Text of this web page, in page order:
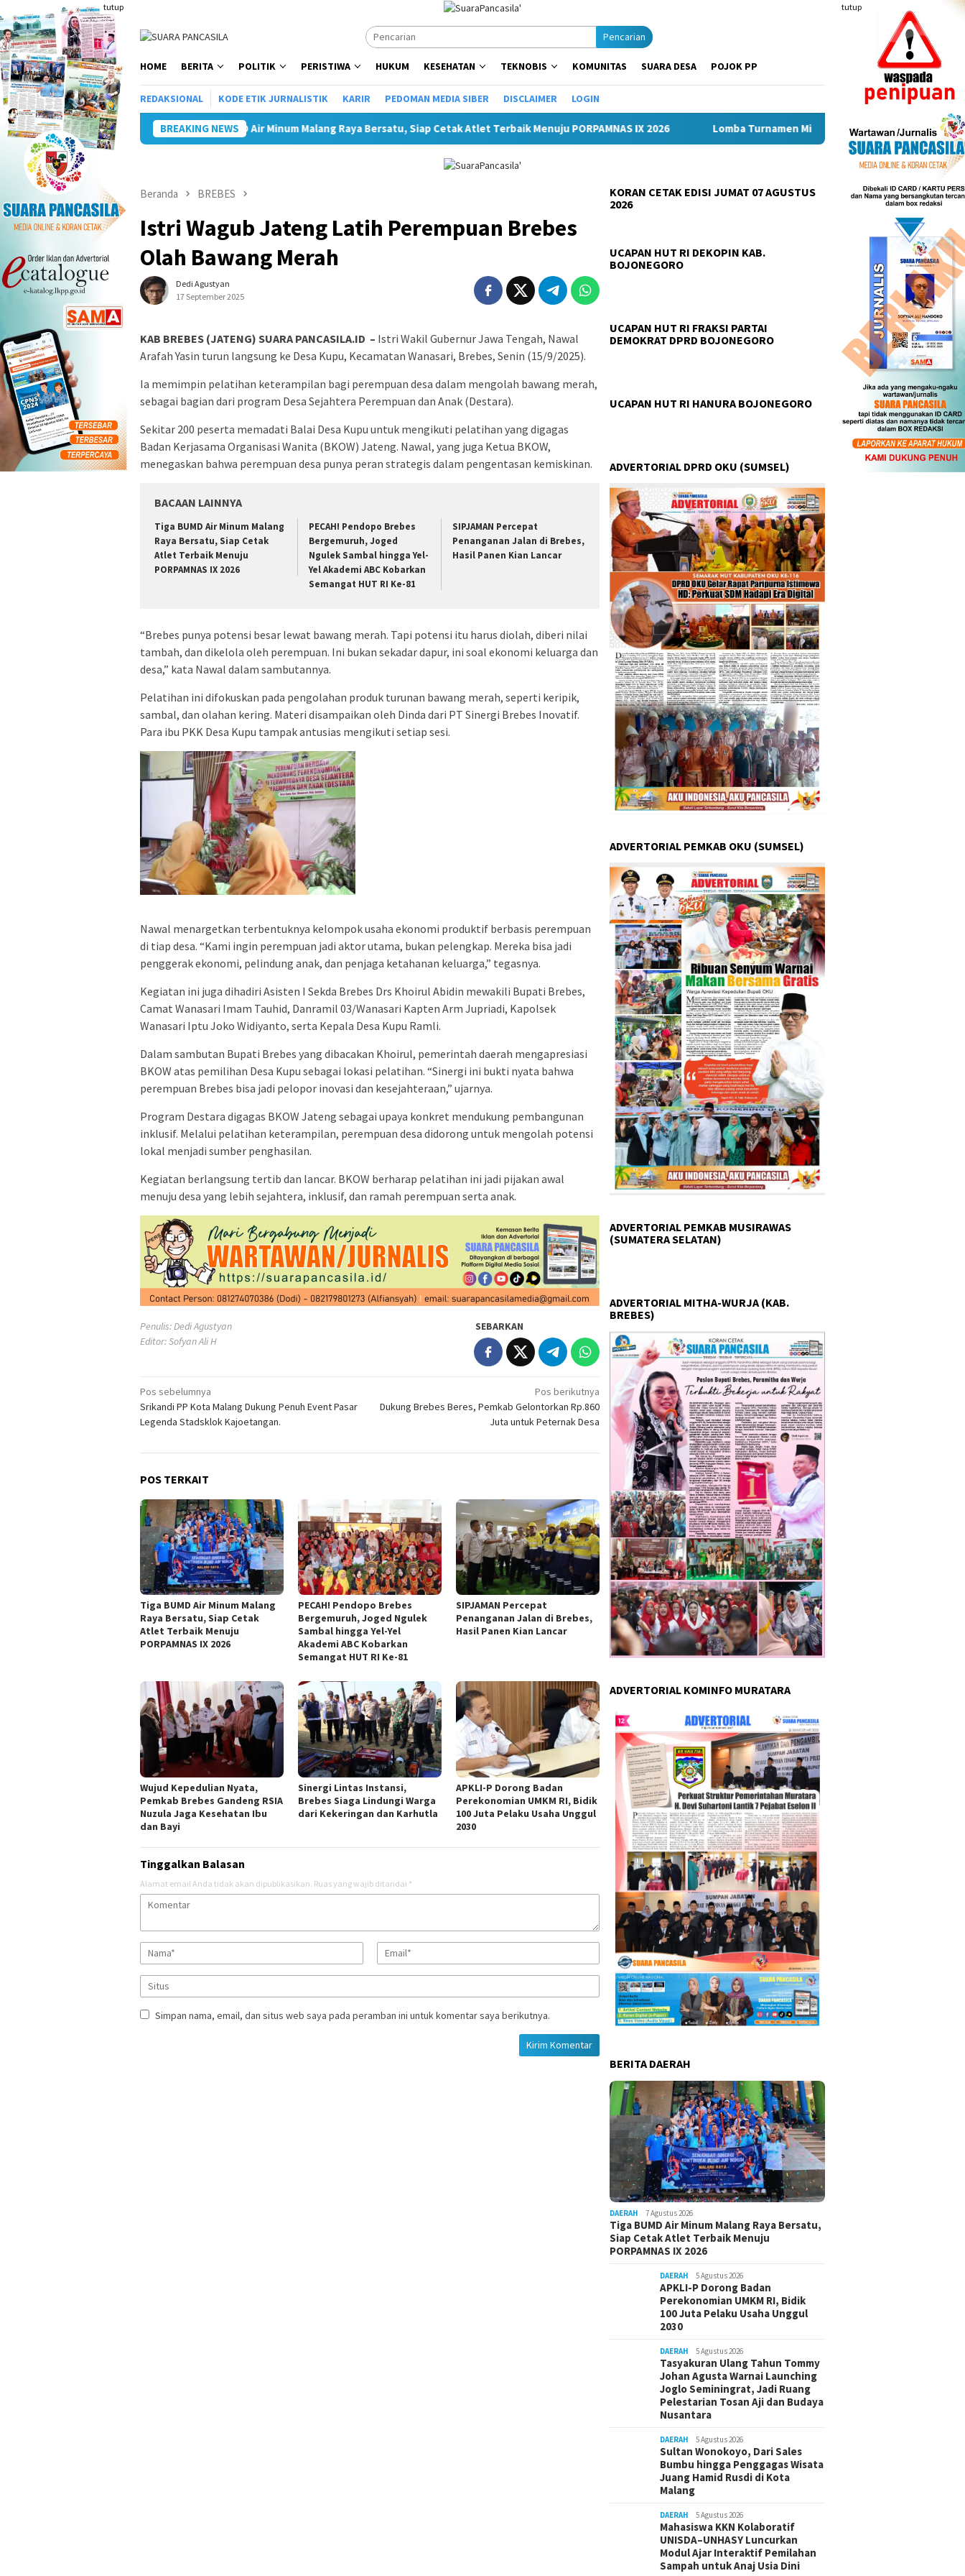
ke
konten
tutup tutup
Pencarian
HOME BERITA POLITIK PERISTIWA HUKUM KESEHATAN TEKNOBIS KOMUNITAS SUARA DESA POJOK PP
REDAKSIONAL KODE ETIK JURNALISTIK KARIR PEDOMAN MEDIA SIBER DISCLAIMER LOGIN
BREAKING NEWS
Tiga BUMD Air Minum Malang Raya Bersatu, Siap Cetak Atlet Terbaik Menuju PORPAMNAS IX 2026 Lomba Turnamen Mini Soccer Antar Organisasi Perangkat Daerah (OPD)
Beranda BREBES
Istri Wagub Jateng Latih Perempuan Brebes
Olah Bawang Merah
Dedi Agustyan
17 September 2025
KAB BREBES (JATENG) SUARA PANCASILA.ID – Istri Wakil Gubernur Jawa Tengah, Nawal
Arafah Yasin turun langsung ke Desa Kupu, Kecamatan Wanasari, Brebes, Senin (15/9/2025).
Ia memimpin pelatihan keterampilan bagi perempuan desa dalam mengolah bawang merah,
sebagai bagian dari program Desa Sejahtera Perempuan dan Anak (Destara).
Sekitar 200 peserta memadati Balai Desa Kupu untuk mengikuti pelatihan yang digagas
Badan Kerjasama Organisasi Wanita (BKOW) Jateng. Nawal, yang juga Ketua BKOW,
menegaskan bahwa perempuan desa punya peran strategis dalam pengentasan kemiskinan.
BACAAN LAINNYA
Tiga BUMD Air Minum Malang
Raya Bersatu, Siap Cetak
Atlet Terbaik Menuju
PORPAMNAS IX 2026
PECAH! Pendopo Brebes
Bergemuruh, Joged
Ngulek Sambal hingga Yel-
Yel Akademi ABC Kobarkan
Semangat HUT RI Ke-81
SIPJAMAN Percepat
Penanganan Jalan di Brebes,
Hasil Panen Kian Lancar
“Brebes punya potensi besar lewat bawang merah. Tapi potensi itu harus diolah, diberi nilai
tambah, dan dikelola oleh perempuan. Ini bukan sekadar dapur, ini soal ekonomi keluarga dan
desa,” kata Nawal dalam sambutannya.
Pelatihan ini difokuskan pada pengolahan produk turunan bawang merah, seperti keripik,
sambal, dan olahan kering. Materi disampaikan oleh Dinda dari PT Sinergi Brebes Inovatif.
Para ibu PKK Desa Kupu tampak antusias mengikuti setiap sesi.
Nawal menargetkan terbentuknya kelompok usaha ekonomi produktif berbasis perempuan
di tiap desa. “Kami ingin perempuan jadi aktor utama, bukan pelengkap. Mereka bisa jadi
penggerak ekonomi, pelindung anak, dan penjaga ketahanan keluarga,” tegasnya.
Kegiatan ini juga dihadiri Asisten I Sekda Brebes Drs Khoirul Abidin mewakili Bupati Brebes,
Camat Wanasari Imam Tauhid, Danramil 03/Wanasari Kapten Arm Jupriadi, Kapolsek
Wanasari Iptu Joko Widiyanto, serta Kepala Desa Kupu Ramli.
Dalam sambutan Bupati Brebes yang dibacakan Khoirul, pemerintah daerah mengapresiasi
BKOW atas pemilihan Desa Kupu sebagai lokasi pelatihan. “Sinergi ini bukti nyata bahwa
perempuan Brebes bisa jadi pelopor inovasi dan kesejahteraan,” ujarnya.
Program Destara digagas BKOW Jateng sebagai upaya konkret mendukung pembangunan
inklusif. Melalui pelatihan keterampilan, perempuan desa didorong untuk mengolah potensi
lokal menjadi sumber penghasilan.
Kegiatan berlangsung tertib dan lancar. BKOW berharap pelatihan ini jadi pijakan awal
menuju desa yang lebih sejahtera, inklusif, dan ramah perempuan serta anak.
Penulis: Dedi Agustyan
Editor: Sofyan Ali H
SEBARKAN
Navigasi
pos
Pos sebelumnya
Srikandi PP Kota Malang Dukung Penuh Event Pasar
Legenda Stadsklok Kajoetangan.
Pos berikutnya
Dukung Brebes Beres, Pemkab Gelontorkan Rp.860
Juta untuk Peternak Desa
POS TERKAIT
Tiga BUMD Air Minum Malang
Raya Bersatu, Siap Cetak
Atlet Terbaik Menuju
PORPAMNAS IX 2026
PECAH! Pendopo Brebes
Bergemuruh, Joged Ngulek
Sambal hingga Yel-Yel
Akademi ABC Kobarkan
Semangat HUT RI Ke-81
SIPJAMAN Percepat
Penanganan Jalan di Brebes,
Hasil Panen Kian Lancar
Wujud Kepedulian Nyata,
Pemkab Brebes Gandeng RSIA
Nuzula Jaga Kesehatan Ibu
dan Bayi
Sinergi Lintas Instansi,
Brebes Siaga Lindungi Warga
dari Kekeringan dan Karhutla
APKLI-P Dorong Badan
Perekonomian UMKM RI, Bidik
100 Juta Pelaku Usaha Unggul
2030
Tinggalkan Balasan
Alamat email Anda tidak akan dipublikasikan. Ruas yang wajib ditandai *
Simpan nama, email, dan situs web saya pada peramban ini untuk komentar saya berikutnya.
KORAN CETAK EDISI JUMAT 07 AGUSTUS
2026
UCAPAN HUT RI DEKOPIN KAB.
BOJONEGORO
UCAPAN HUT RI FRAKSI PARTAI
DEMOKRAT DPRD BOJONEGORO
UCAPAN HUT RI HANURA BOJONEGORO
ADVERTORIAL DPRD OKU (SUMSEL)
ADVERTORIAL PEMKAB OKU (SUMSEL)
ADVERTORIAL PEMKAB MUSIRAWAS
(SUMATERA SELATAN)
ADVERTORIAL MITHA-WURJA (KAB.
BREBES)
ADVERTORIAL KOMINFO MURATARA
BERITA DAERAH
DAERAH 7 Agustus 2026
Tiga BUMD Air Minum Malang Raya Bersatu,
Siap Cetak Atlet Terbaik Menuju
PORPAMNAS IX 2026
DAERAH 5 Agustus 2026
APKLI-P Dorong Badan
Perekonomian UMKM RI, Bidik
100 Juta Pelaku Usaha Unggul
2030
DAERAH 5 Agustus 2026
Tasyakuran Ulang Tahun Tommy
Johan Agusta Warnai Launching
Joglo Seminingrat, Jadi Ruang
Pelestarian Tosan Aji dan Budaya
Nusantara
DAERAH 5 Agustus 2026
Sultan Wonokoyo, Dari Sales
Bumbu hingga Penggagas Wisata
Juang Hamid Rusdi di Kota
Malang
DAERAH 5 Agustus 2026
Mahasiswa KKN Kolaboratif
UNISDA–UNHASY Luncurkan
Modul Ajar Interaktif Pemilahan
Sampah untuk Anaj Usia Dini